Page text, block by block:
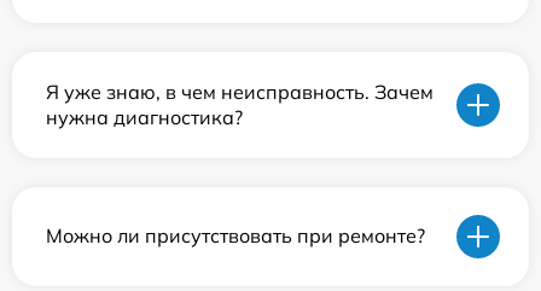
Я уже знаю, в чем неисправность. Зачем
нужна диагностика?
Можно ли присутствовать при ремонте?